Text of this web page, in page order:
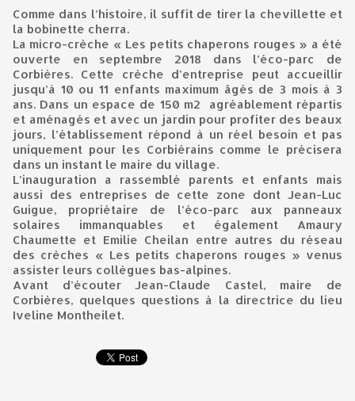
Comme dans l’histoire, il suffit de tirer la chevillette et
la bobinette cherra.
La micro-crèche « Les petits chaperons rouges » a été
ouverte en septembre 2018 dans l’éco-parc de
Corbières. Cette crèche d’entreprise peut accueillir
jusqu’à 10 ou 11 enfants maximum âgés de 3 mois à 3
ans. Dans un espace de 150 m2 agréablement répartis
et aménagés et avec un jardin pour profiter des beaux
jours, l’établissement répond à un réel besoin et pas
uniquement pour les Corbiérains comme le précisera
dans un instant le maire du village.
L’inauguration a rassemblé parents et enfants mais
aussi des entreprises de cette zone dont Jean-Luc
Guigue, propriétaire de l’éco-parc aux panneaux
solaires immanquables et également Amaury
Chaumette et Emilie Cheilan entre autres du réseau
des crèches « Les petits chaperons rouges » venus
assister leurs collègues bas-alpines.
Avant d’écouter Jean-Claude Castel, maire de
Corbières, quelques questions à la directrice du lieu
Iveline Montheilet.